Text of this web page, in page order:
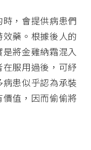
，會提供病患們
藥。根據後人的
將金雞納霜混入
服用過後，可紓
患似乎認為承裝
值，因而偷偷將